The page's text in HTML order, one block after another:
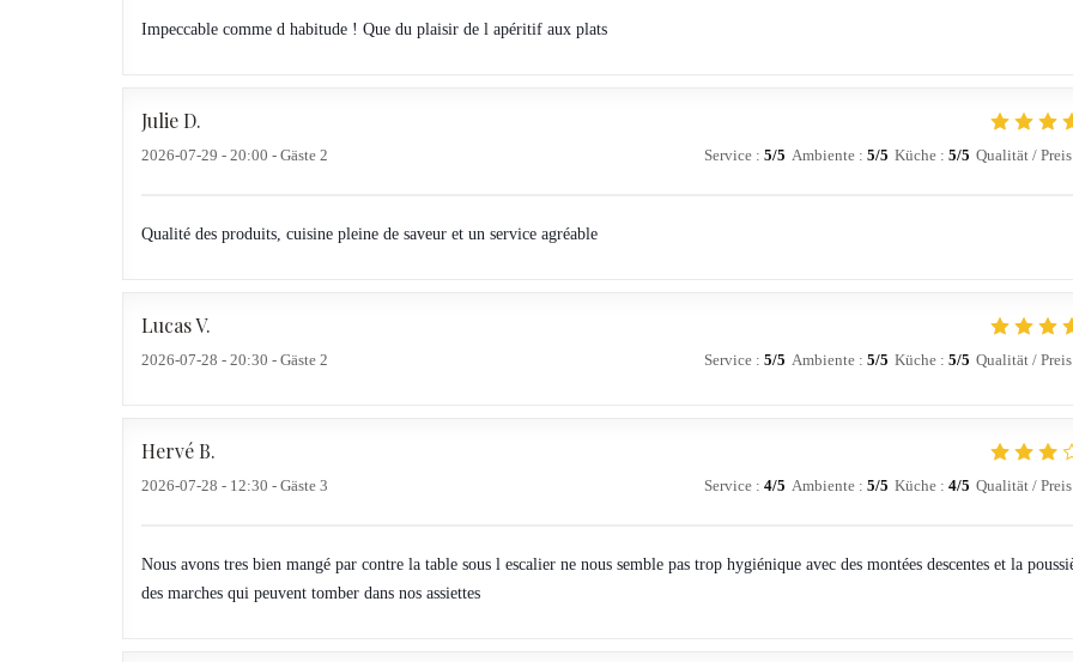
Impeccable comme d habitude ! Que du plaisir de l apéritif aux plats
Julie D
2026-07-29 - 20:00 - Gäste 2 Service : 5/5 Ambiente : 5/5 Küche : 5/5 Qualität / Preis
Qualité des produits, cuisine pleine de saveur et un service agréable
LucasV
2026-07-28 - 20:30 - Gäste 2 Service : 5/5 Ambiente : 5/5 Küche : 5/5 Qualität / Preis
Hervé B
2026-07-28 - 12:30 - Gäste 3 Service : 4/5 Ambiente : 5/5 Küche : 4/5 Qualität / Preis
Nous avons tres bien mangé par contre la table sous l escalier ne nous semble pas trop hygiénique avec des montées descentes et la
des marches qui peuvent tomber dans nos assiettes